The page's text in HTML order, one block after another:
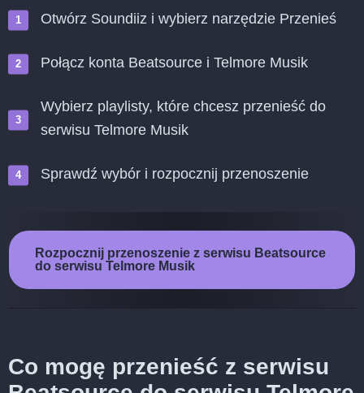
Otwórz Soundiiz i wybierz narzędzie Przenieś
Połącz konta Beatsource i Telmore Musik
Wybierz playlisty, które chcesz przenieść do
serwisu Telmore Musik
Sprawdź wybór i rozpocznij przenoszenie
Rozpocznij przenoszenie z serwisu Beatsource
do serwisu Telmore Musik
Co mogę przenieść z serwisu